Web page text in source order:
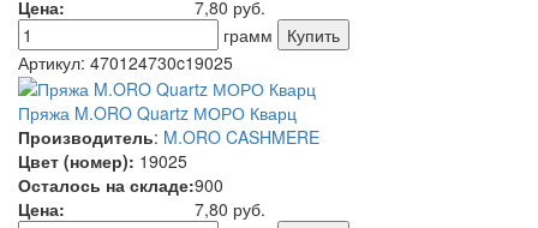
Цена:
7,80 руб.
грамм
Артикул: 470124730c19025
Пряжа M.ORO Quartz МОРО Кварц
Производитель: M.ORO CASHMERE
Цвет (номер): 19025
Осталось на складе:900
Цена:
7,80 руб.